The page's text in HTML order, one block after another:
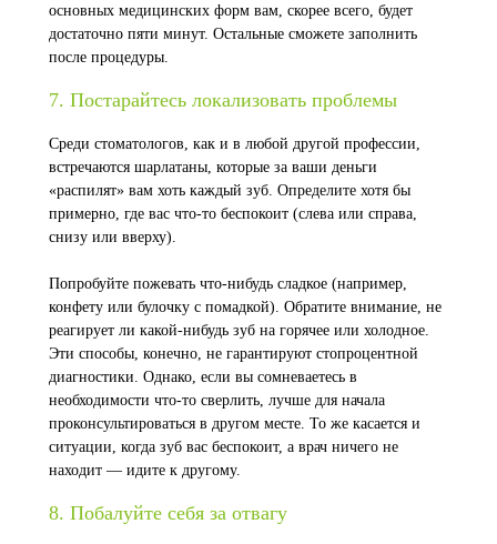
основных медицинских форм вам, скорее всего, будет
достаточно пяти минут. Остальные сможете заполнить
после процедуры.
7. Постарайтесь локализовать проблемы
Среди стоматологов, как и в любой другой профессии,
встречаются шарлатаны, которые за ваши деньги
«распилят» вам хоть каждый зуб. Определите хотя бы
примерно, где вас что-то беспокоит (слева или справа,
снизу или вверху).
Попробуйте пожевать что-нибудь сладкое (например,
конфету или булочку с помадкой). Обратите внимание, не
реагирует ли какой-нибудь зуб на горячее или холодное.
Эти способы, конечно, не гарантируют стопроцентной
диагностики. Однако, если вы сомневаетесь в
необходимости что-то сверлить, лучше для начала
проконсультироваться в другом месте. То же касается и
ситуации, когда зуб вас беспокоит, а врач ничего не
находит — идите к другому.
8. Побалуйте себя за отвагу